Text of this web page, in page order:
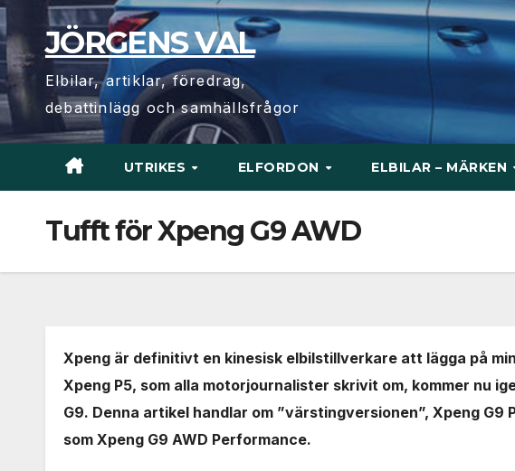
Hoppa
till
innehåll
JÖRGENS VAL
Elbilar, artiklar, föredrag,
debattinlägg och samhällsfrågor
UTRIKES ELFORDON ELBILAR – MÄRKEN
Tufft för Xpeng G9 AWD
Xpeng är definitivt en kinesisk elbilstillverkare att lägga på
Xpeng P5, som alla motorjournalister skrivit om, kommer nu
G9. Denna artikel handlar om ”värstingversionen”, Xpeng G9
som Xpeng G9 AWD Performance.